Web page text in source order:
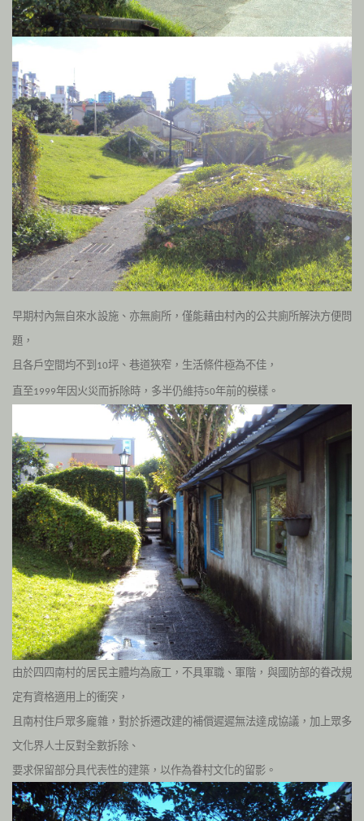
早期村內無自來水設施、亦無廁所，僅能藉由村內的公共廁所解決方便問
題，
且各戶空間均不到 10坪、巷道狹窄，生活條件極為不佳，
直至1999年因火災而拆除時 ，多半仍維持50年前的模樣。
由於四四南村的居民主體均為廠工，不具軍職、軍階，與國防部的眷改規
定有資格適用上的衝突，
且南村住戶眾多龐雜，對於拆遷改建的補償遲遲無法達成協議，加上眾多
文化界人士反對全數拆除、
要求保留部分具代表性的建築，以作為眷村文化的留影。